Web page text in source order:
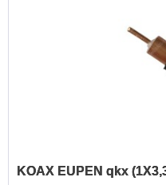
KOAX EUPEN qkx